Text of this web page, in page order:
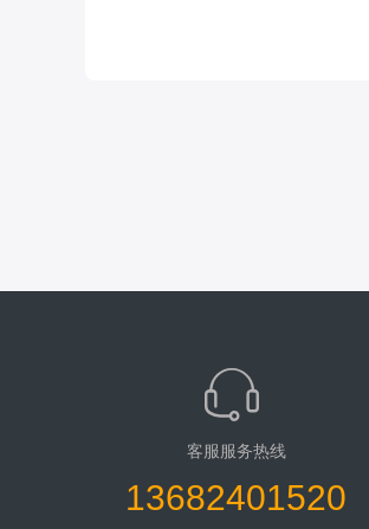
客服服务热线
13682401520